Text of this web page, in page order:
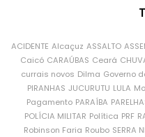
ACIDENTE Alcaçuz ASSALTO
Caicó CARAÚBAS Ceará
currais novos Dilma Governo
PIRANHAS JUCURUTU LULA
Pagamento PARAÍBA
POLÍCIA MILITAR Política PRF
Robinson Faria Roubo SERRA